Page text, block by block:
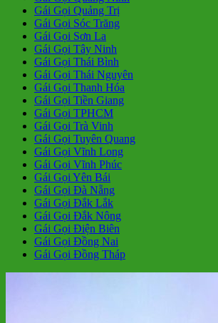
Gái Gọi Quảng Trị
Gái Gọi Sóc Trăng
Gái Gọi Sơn La
Gái Gọi Tây Ninh
Gái Gọi Thái Bình
Gái Gọi Thái Nguyên
Gái Gọi Thanh Hóa
Gái Gọi Tiền Giang
Gái Gọi TPHCM
Gái Gọi Trà Vinh
Gái Gọi Tuyên Quang
Gái Gọi Vĩnh Long
Gái Gọi Vĩnh Phúc
Gái Gọi Yên Bái
Gái Gọi Đà Nẵng
Gái Gọi Đắk Lắk
Gái Gọi Đắk Nông
Gái Gọi Điện Biên
Gái Gọi Đồng Nai
Gái Gọi Đồng Tháp